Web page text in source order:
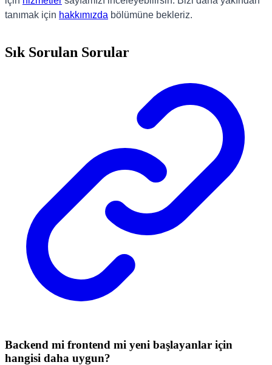
tanımak için hakkımızda bölümüne bekleriz.
Sık Sorulan Sorular
Backend mi frontend mi yeni başlayanlar için
hangisi daha uygun?